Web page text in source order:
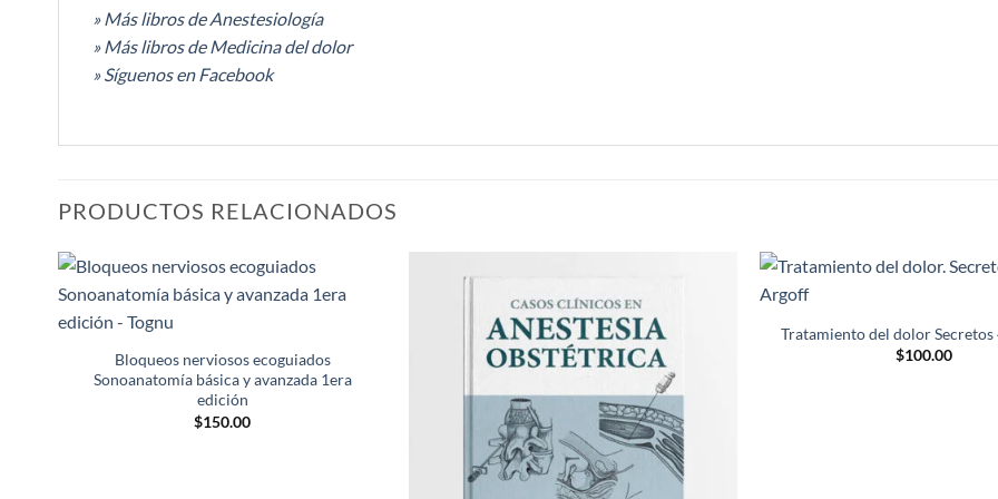
»Más libros de Anestesiología
»Más libros de Medicina del dolor
»Síguenos en Facebook
PRODUCTOS RELACIONADOS
deseos
Bloqueos nerviosos ecoguiados
Sonoanatomía básica y avanzada 1era
edición
$150.00
Tratamiento del dolor Secretos
$100.00